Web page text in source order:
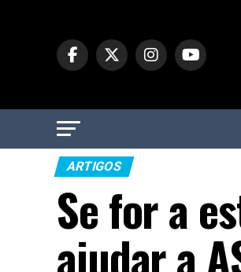
ARTIGOS
Se for a
ajudar a